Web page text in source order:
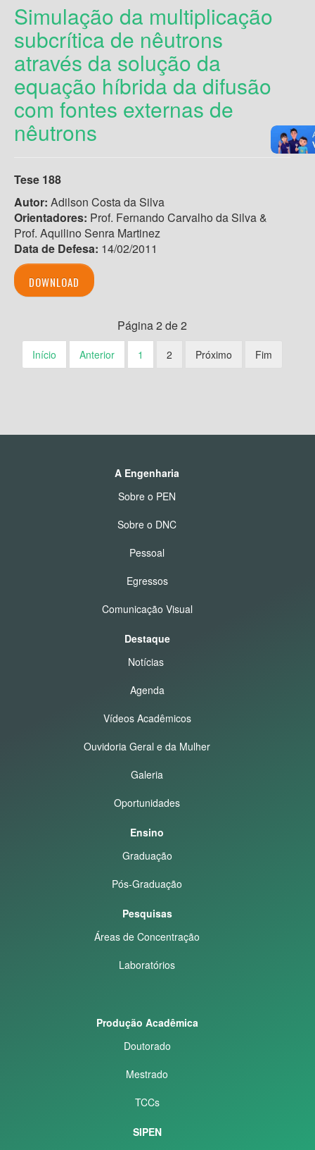
Simulação da multiplicação
subcrítica de nêutrons
através da solução da
equação híbrida da difusão
com fontes externas de
nêutrons
Tese 188
Autor: Adilson Costa da Silva
Orientadores: Prof. Fernando Carvalho da Silva &
Prof. Aquilino Senra Martinez
Data de Defesa: 14/02/2011
DOWNLOAD
Página 2 de 2
Início Anterior 1 2 Próximo Fim
A Engenharia
Sobre o PEN
Sobre o DNC
Pessoal
Egressos
Comunicação Visual
Destaque
Notícias
Agenda
Vídeos Acadêmicos
Ouvidoria Geral e da Mulher
Galeria
Oportunidades
Ensino
Graduação
Pós-Graduação
Pesquisas
Áreas de Concentração
Laboratórios
Produção Acadêmica
Doutorado
Mestrado
TCCs
SIPEN